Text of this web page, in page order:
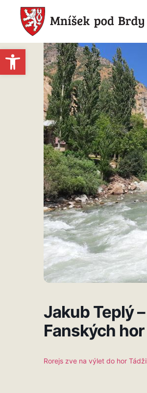
Open toolbar
Jakub Teplý
Fanských hor
Rorejs zve na výlet do hor